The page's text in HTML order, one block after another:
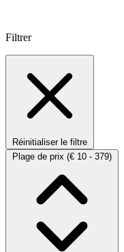
Filtrer
Réinitialiser le filtre
Plage de prix (€ 10 - 379)